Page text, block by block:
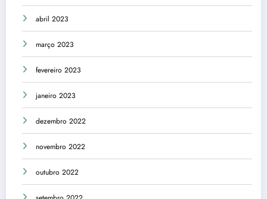
abril 2023
março 2023
fevereiro 2023
janeiro 2023
dezembro 2022
novembro 2022
outubro 2022